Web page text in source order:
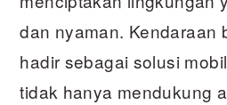
dan nyaman. Kendaraan
hadir sebagai solusi
tidak hanya mendukung